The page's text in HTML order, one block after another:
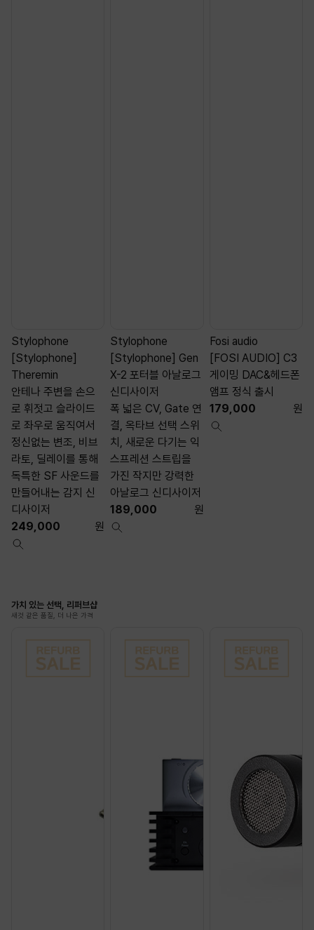
Stylophone
[Stylophone]
Theremin
안테나 주변을 손으
로 휘젓고 슬라이드
로 좌우로 움직여서
정신없는 변조, 비브
라토, 딜레이를 통해
독특한 SF 사운드를
만들어내는 감지 신
디사이저
249,000
원
Stylophone
[Stylophone] Gen
X-2 포터블 아날로그
신디사이저
폭 넓은 CV, Gate 연
결, 옥타브 선택 스위
치, 새로운 다기는 익
스프레션 스트립을
가진 작지만 강력한
아날로그 신디사이저
189,000
원
Fosi audio
[FOSI AUDIO] C3
게이밍 DAC&헤드폰
앰프 정식 출시
179,000
원
가치 있는 선택, 리퍼브샵
새것 같은 품질, 더 나은 가격